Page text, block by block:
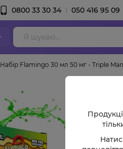
0800 33 30 34 050 416 95 09
Набір Flamingo 30 мл 50 мг - Triple